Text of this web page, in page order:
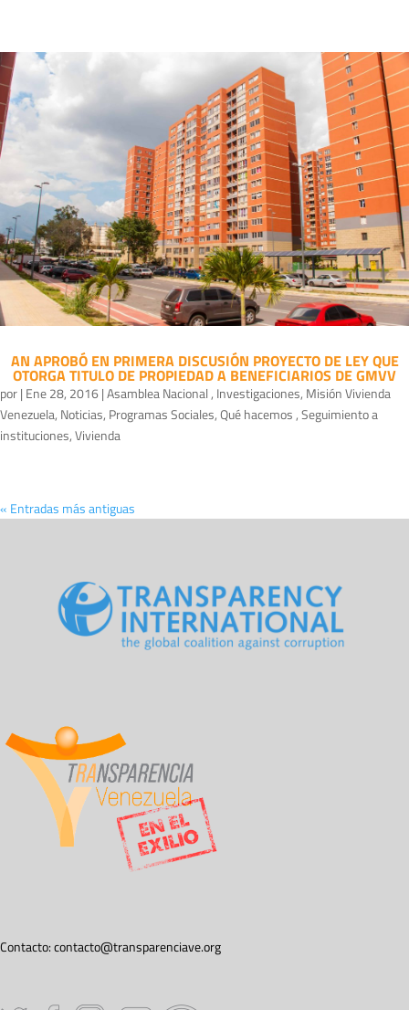
AN APROBÓ EN PRIMERA DISCUSIÓN PROYECTO DE LEY QUE
OTORGA TITULO DE PROPIEDAD A BENEFICIARIOS DE GMVV
por| Ene 28, 2016|Asamblea Nacional , Investigaciones, Misión Vivienda
Venezuela, Noticias, Programas Sociales,Qué hacemos ,Seguimiento a
instituciones,Vivienda
« Entradas más antiguas
Contacto:contacto@transparenciave.org